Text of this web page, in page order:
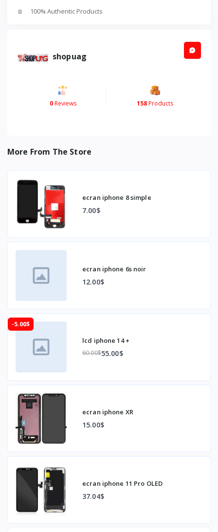
100% Authentic Products
shopuag
0Reviews 158Products
More From The Store
ecran iphone 8 simple
7.00$
ecran iphone 6s noir
12.00$
-5.00$
lcd iphone 14 +
60.00$55.00$
ecran iphone XR
15.00$
ecran iphone 11 Pro OLED
37.04$